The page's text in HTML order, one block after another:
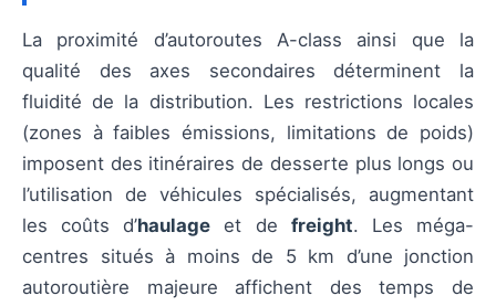
La proximité d’autoroutes A-class ainsi que la
qualité des axes secondaires déterminent la
fluidité de la distribution. Les restrictions locales
(zones à faibles émissions, limitations de poids)
imposent des itinéraires de desserte plus longs ou
l’utilisation de véhicules spécialisés, augmentant
les coûts d’haulage et de freight. Les méga-
centres situés à moins de 5 km d’une jonction
autoroutière majeure affichent des temps de